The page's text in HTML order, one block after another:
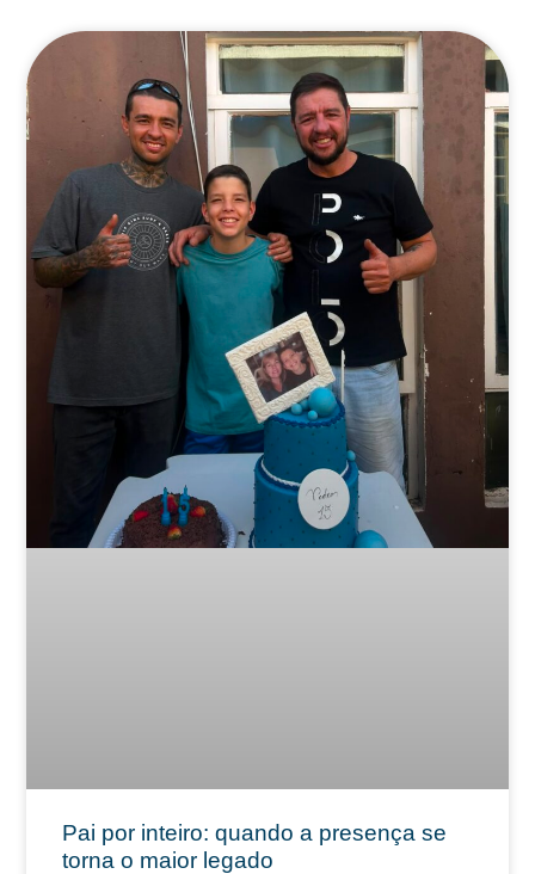
Pai por inteiro: quando a presença se
torna o maior legado